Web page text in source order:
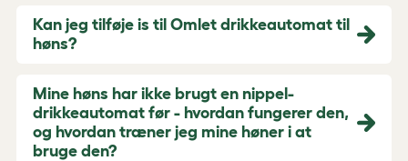
Kan jeg tilføje is til Omlet drikkeautomat til
høns?
Mine høns har ikke brugt en nippel-
drikkeautomat før - hvordan fungerer den,
og hvordan træner jeg mine høner i at
bruge den?